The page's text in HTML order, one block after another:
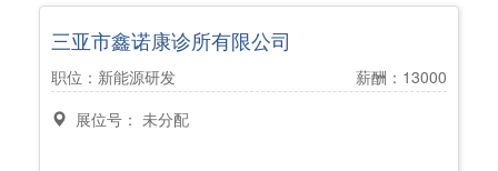
三亚市鑫诺康诊所有限公司
职位：新能源研发
薪酬：13000
展位号： 未分配